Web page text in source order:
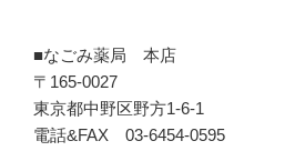
■なごみ薬局 本店
〒165-0027
東京都中野区野方1-6-1
電話&FAX 03-6454-0595